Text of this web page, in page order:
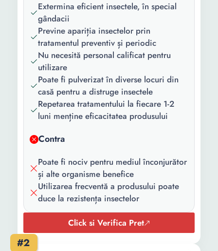
Extermina eficient insectele, în special
gândacii
Previne apariția insectelor prin
tratamentul preventiv și periodic
Nu necesită personal calificat pentru
utilizare
Poate fi pulverizat în diverse locuri din
casă pentru a distruge insectele
Repetarea tratamentului la fiecare 1-2
luni menține eficacitatea produsului
Contra
Poate fi nociv pentru mediul înconjurător
și alte organisme benefice
Utilizarea frecventă a produsului poate
duce la rezistența insectelor
Click si Verifica Pret
#2